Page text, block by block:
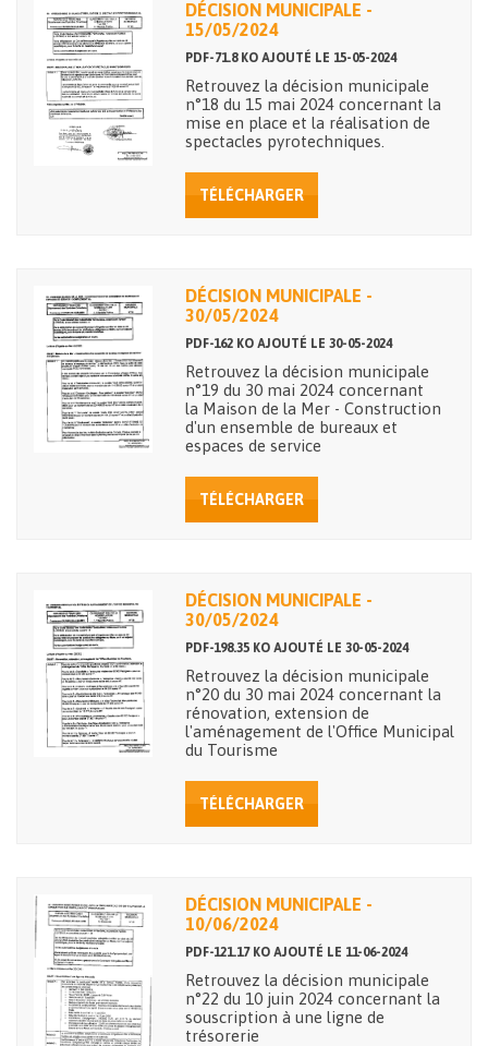
DÉCISION MUNICIPALE -
15/05/2024
PDF-71.8 KO AJOUTÉ LE 15-05-2024
Retrouvez la décision municipale
n°18 du 15 mai 2024 concernant la
mise en place et la réalisation de
spectacles pyrotechniques.
TÉLÉCHARGER
DÉCISION MUNICIPALE -
30/05/2024
PDF-162 KO AJOUTÉ LE 30-05-2024
Retrouvez la décision municipale
n°19 du 30 mai 2024 concernant
la Maison de la Mer - Construction
d'un ensemble de bureaux et
espaces de service
TÉLÉCHARGER
DÉCISION MUNICIPALE -
30/05/2024
PDF-198.35 KO AJOUTÉ LE 30-05-2024
Retrouvez la décision municipale
n°20 du 30 mai 2024 concernant la
rénovation, extension de
l'aménagement de l'Office Municipal
du Tourisme
TÉLÉCHARGER
DÉCISION MUNICIPALE -
10/06/2024
PDF-121.17 KO AJOUTÉ LE 11-06-2024
Retrouvez la décision municipale
n°22 du 10 juin 2024 concernant la
souscription à une ligne de
trésorerie